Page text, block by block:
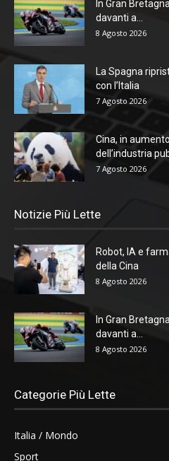
In Gran
davanti a...
8 Agosto 2026
La Spagna
con l’Italia
7 Agosto 2026
Cina, in
dell’industria
7 Agosto 2026
Notizie Più Lette
Robot, IA e
della Cina
8 Agosto 2026
In Gran
davanti a...
8 Agosto 2026
Categorie Più Lette
Italia / Mondo
Sport